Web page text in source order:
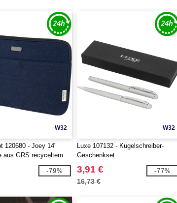
W32
120680 - Joey 14"
aus GRS recyceltem
-79%
W32
Luxe 107132 - Kugelschreiber-
Geschenkset
3,91 €
16,73 €
-77%